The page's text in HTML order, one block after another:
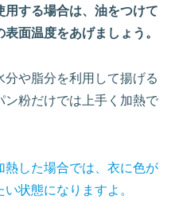
する場合は、油をつけて
面温度をあげましょう。
分や脂分を利用して揚げる
粉だけでは上手く加熱で
した場合では、衣に色が
状態になりますよ。